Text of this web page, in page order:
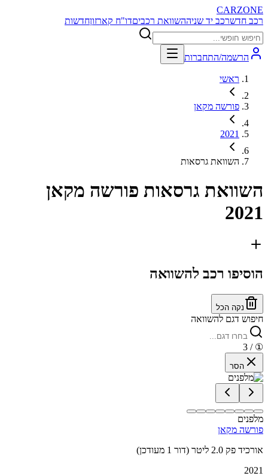
CARZONE
רכב חדשרכב יד שניההשוואת רכביםדו"ח קארזוןחדשות
הרשמה/התחברות
ראשי
פורשה מקאן
2021
השוואת גרסאות
השוואת גרסאות פורשה מקאן
2021
הוסיפו רכב להשוואה
נקה הכל
חיפוש דגם להשוואה
①
/ 3
הסר
מלפנים
פורשה מקאן
אורכיד פק 2.0 ליטר (דור 1 מעודכן)
2021